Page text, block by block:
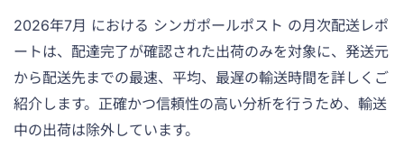
2026年7月 における シンガポールポスト の月次配送レポ
ートは、配達完了が確認された出荷のみを対象に、発送元
から配送先までの最速、平均、最遅の輸送時間を詳しくご
紹介します。正確かつ信頼性の高い分析を行うため、輸送
中の出荷は除外しています。